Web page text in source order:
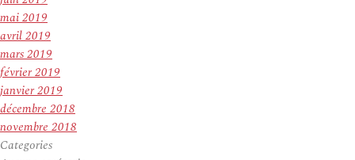
mai 2019
avril 2019
mars 2019
février 2019
janvier 2019
décembre 2018
novembre 2018
Categories